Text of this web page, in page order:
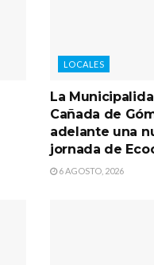
LOCALES
La
Cañada de
adelante una
jornada de
6 AGOSTO, 2026